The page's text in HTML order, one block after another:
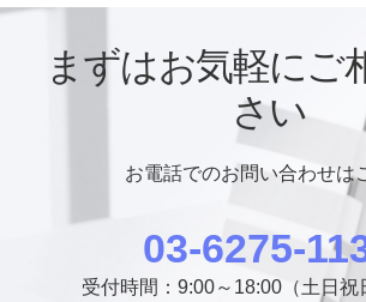
まずはお気軽にご
さい
お電話でのお問い合わせは
03-6275-
受付時間：9:00～18:00（土日祝